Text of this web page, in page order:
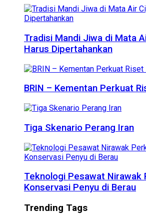
Tradisi Mandi Jiwa di Mata
Harus Dipertahankan
BRIN – Kementan Perkuat
Tiga Skenario Perang Iran
Teknologi Pesawat Nirawak
Konservasi Penyu di Berau
Trending Tags